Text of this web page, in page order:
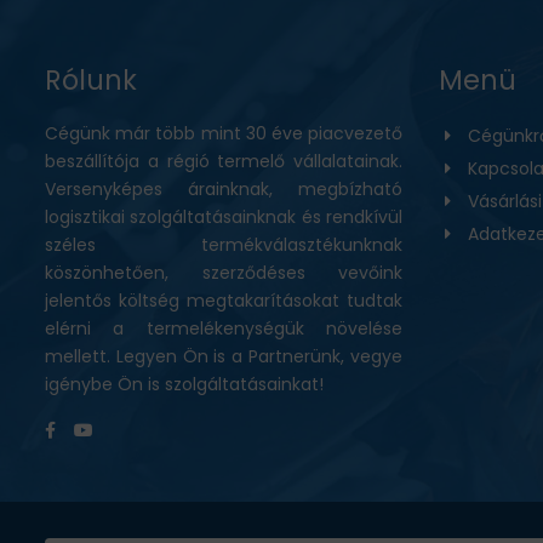
HÍREK
VÁSÁRLÁSI INFORMÁCIÓK
KAPCSOLAT
Rólunk
Cégünk már több mint 30 éve piacvezető
beszállítója a régió termelő vállalatainak.
Versenyképes árainknak, megbízható
logisztikai szolgáltatásainknak és rendkívül
széles termékválasztékunknak
köszönhetően, szerződéses vevőink
jelentős költség megtakarításokat tudtak
elérni a termelékenységük növelése
mellett. Legyen Ön is a Partnerünk, vegye
igénybe Ön is szolgáltatásainkat!
Menü